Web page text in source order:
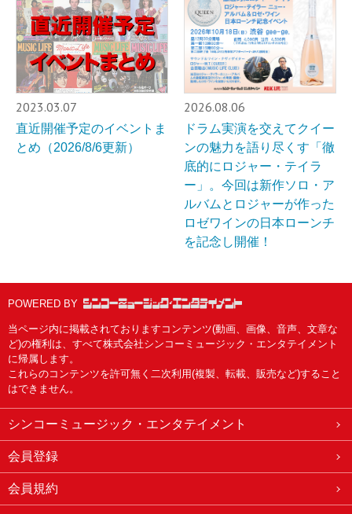
2023.03.07
直近開催予定のイベントま
とめ（2026/8/6更新）
2026.08.06
ドラム実演を交えてクイー
ンの魅力を語り尽くす「徹
底的にロジャー・テイラ
ー」。今回は新作ソロ・ア
ルバムとロジャーが作った
ロゼワインの日本ローンチ
を記念し開催！
POWERED BY
当ページ内に掲載されておりますコンテンツ(動画、画像、音声、文章な
ど)の権利は、すべて株式会社シンコーミュージック・エンタテイメント
に帰属します。
これらのコンテンツを許可無く二次利用(複製、転載、販売など)すること
はできません。
シンコーミュージック・エンタテイメント
会員登録
会員規約